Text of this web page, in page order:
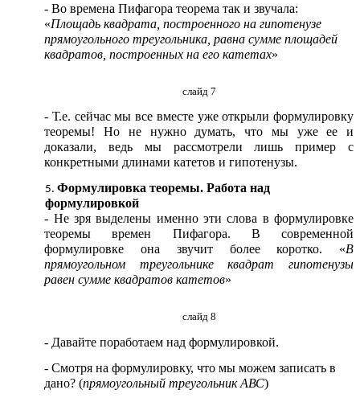
- Во времена Пифагора теорема так и звучала:
«Площадь квадрата, построенного на гипотенузе
прямоугольного треугольника, равна сумме площадей
квадратов, построенных на его катетах»
слайд 7
- Т.е. сейчас мы все вместе уже открыли формулировку
теоремы! Но не нужно думать, что мы уже ее и
доказали, ведь мы рассмотрели лишь пример с
конкретными длинами катетов и гипотенузы.
Формулировка теоремы. Работа над
формулировкой
- Не зря выделены именно эти слова в формулировке
теоремы времен Пифагора. В современной
формулировке она звучит более коротко. «В
прямоугольном треугольнике квадрат гипотенузы
равен сумме квадратов катетов»
слайд 8
- Давайте поработаем над формулировкой.
- Смотря на формулировку, что мы можем записать в
дано? (прямоугольный треугольник АВС)